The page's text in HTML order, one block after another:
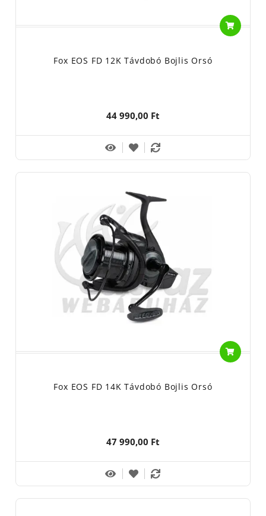
. Minden
olyan pozitív tulajdonsággal rendelkezik, amivel az elődje, csak a
feederhorgászat szerelmesei is bátran foghatják a kezükbe, de
zsinórt húz be. Csakúgy, mint az FX11-nél, a nyújtott dobnak és a
hibátlan zsinórprofilnak köszönhetően hihetetlen dobástávolság
érhető el vele. Az FX11 mellett az FX9 az egyik legnagyobb
számban értékesítetttávdobásra is alkalmas orsó a FOX-nál.
Súlya 560g.Az elnevezésből könnyedén kitalálható, hogy
az FX13
pedig nem más, mint a már említett FX11 nagyobb méretűre
növelt változata. Rendkívüli paraméterekkel rendelkezik, ez egy
nagyhalas, valódi távdobó orsó.
szuper lassú, egy hajtókarfordulatra 90cm-t képes behúzni.
Igazán nagy, 13000-es méret jellemzi, 5+1 csapággyal szerelt és
rendkívül strapabíró házzal rendelkezik. Általánosságban
elmondható, hogy aFOX távdobó orsók nem belépő szintű
darabok. Ezt tükrözi az áruk is, ami közepes kategóriába
sorolható, minőségük viszont messze felülmúlja az
árukból következtetett elvárásokat.
szeretne,
bátran válogasson a FOX kínálatából, hiszen ezek az orsók sosem
kézbe veheti őket és meggyőződhet róla, hogy valóban minden
megrendelést követő napon már bevethetők a parton is!
Gyártó/Forgalmazó: Fox International Group LTD. Belgium,
21255 Beerse, Dennenlaan u 3/A
Fox EOS FD 12K Távdobó Bojlis Orsó
44 990,00 Ft
Fox EOS FD 14K Távdobó Bojlis Orsó
47 990,00 Ft